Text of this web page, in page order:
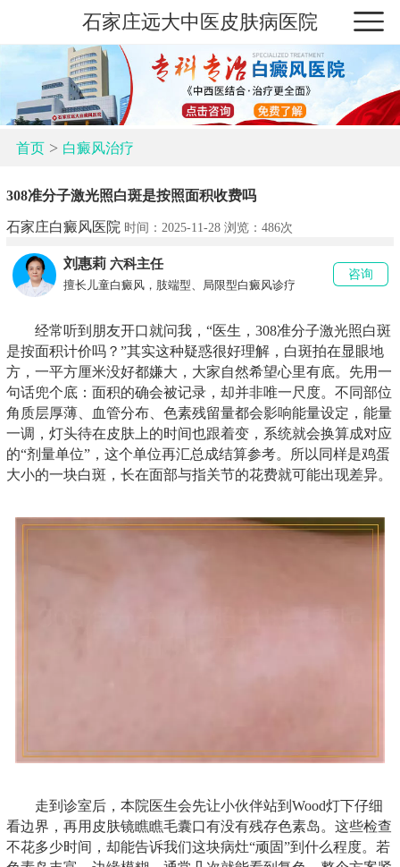
石家庄远大中医皮肤病医院
首页> 白癜风治疗
308准分子激光照白斑是按照面积收费吗
石家庄白癜风医院 时间：2025-11-28 浏览： 486次
刘惠莉 六科主任
擅长儿童白癜风，肢端型、局限型白癜风诊疗
咨询
经常听到朋友开口就问我，“医生，308准分子激光照白斑
是按面积计价吗？”其实这种疑惑很好理解，白斑拍在显眼地
方，一平方厘米没好都嫌大，大家自然希望心里有底。先用一
句话兜个底：面积的确会被记录，却并非唯一尺度。不同部位
角质层厚薄、血管分布、色素残留量都会影响能量设定，能量
一调，灯头待在皮肤上的时间也跟着变，系统就会换算成对应
的“剂量单位”，这个单位再汇总成结算参考。所以同样是鸡蛋
大小的一块白斑，长在面部与指关节的花费就可能出现差异。
走到诊室后，本院医生会先让小伙伴站到 Wood灯下仔细
看边界，再用 皮肤镜瞧瞧毛囊口有没有残存色素岛。这些检查
不花多少时间，却能告诉我们这块病灶“顽固”到什么程度。若